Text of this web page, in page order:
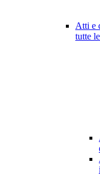
Atti e
tutte